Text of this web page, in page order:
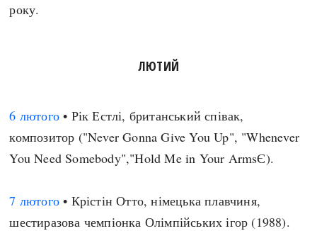
року.
ЛЮТИЙ
6 лютого • Рік Естлі, британський співак,
композитор ("Never Gonna Give You Up", "Whenever
You Need Somebody","Hold Me in Your ArmsЄ).
7 лютого • Крістін Отто, німецька плавчиня,
шестиразова чемпіонка Олімпійських ігор (1988).